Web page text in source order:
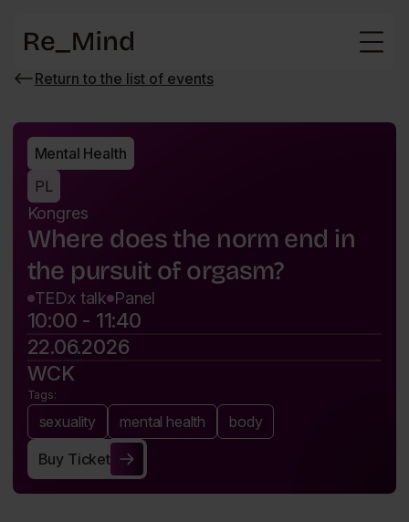
Return to the list of events
Wróć
wydarzeń
Mental Health
PL
Kongres
Where does the norm end in
the pursuit of orgasm?
TEDx talk Panel
10:00 - 11:40
22.06.2026
WCK
Tags:
sexuality mental health body
Buy Ticket
Buy Ticket